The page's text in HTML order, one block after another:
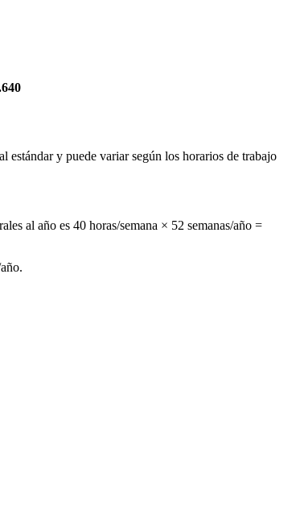
estándar y puede variar según los horarios de trabajo
al año es 40 horas/semana × 52 semanas/año =